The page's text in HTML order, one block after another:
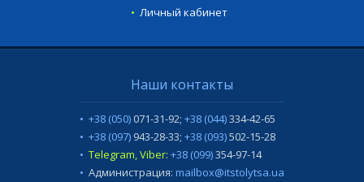
Личный кабинет
Наши контакты
+38 (050)071-31-92; +38 (044)334-42-65
+38 (097) 943-28-33; +38 (093)502-15-28
Telegram, Viber: +38 (099)354-97-14
Администрация: mailbox@itstolytsa.ua